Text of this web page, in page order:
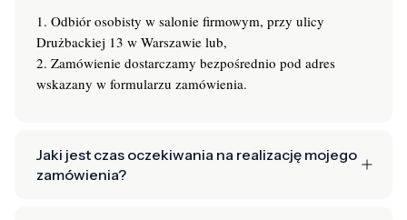
1. Odbiór osobisty w salonie firmowym, przy ulicy
Drużbackiej 13 w Warszawie lub,
2. Zamówienie dostarczamy bezpośrednio pod adres
wskazany w formularzu zamówienia.
Jaki jest czas oczekiwania na realizację mojego
zamówienia?